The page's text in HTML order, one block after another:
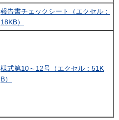
報告書チェックシート（エクセル：
18KB）
様式第10～12号（エクセル：51K
B）